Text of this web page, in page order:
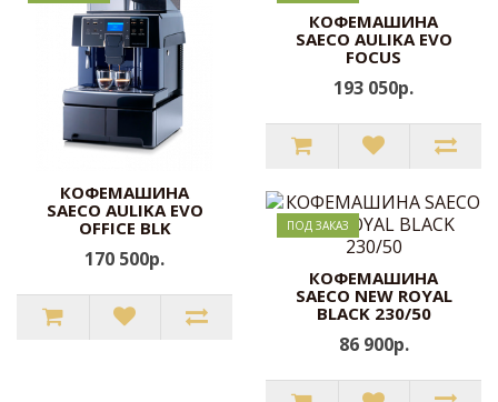
КОФЕМАШИНА
SAECO AULIKA EVO
OFFICE BLK
170 500р.
КОФЕМАШИНА
SAECO AULIKA EVO
FOCUS
193 050р.
ПОД ЗАКАЗ
КОФЕМАШИНА
SAECO NEW ROYAL
BLACK 230/50
86 900р.